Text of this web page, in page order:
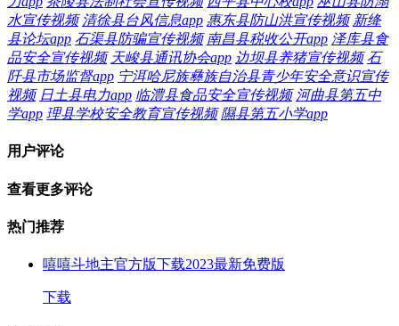
水宣传视频 清徐县台风信息app 惠东县防山洪宣传视频 新绛
县论坛app 石渠县防骗宣传视频 南昌县税收公开app 泽库县食
品安全宣传视频 天峻县通讯协会app 边坝县养猪宣传视频 石
阡县市场监督app 宁洱哈尼族彝族自治县青少年安全意识宣传
视频 日土县电力app 临澧县食品安全宣传视频 河曲县第五中
学app 理县学校安全教育宣传视频 隰县第五小学app
用户评论
查看更多评论
热门推荐
嘻嘻斗地主官方版下载2023最新免费版
下载